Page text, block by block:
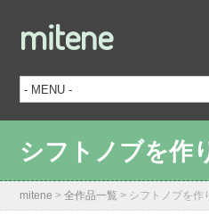
mitene
シフトノブを作
mitene >全作品一覧 > シフトノブを作